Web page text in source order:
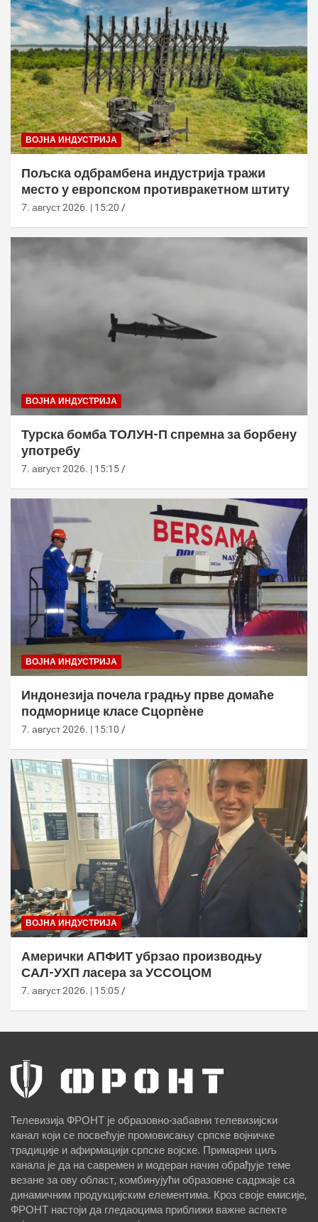
ВОЈНА ИНДУСТРИЈА
Пољска одбрамбена индустрија тражи
место у европском противракетном штиту
7. август 2026. | 15:20
ВОЈНА ИНДУСТРИЈА
Турска бомба ТОЛУН-П спремна за борбену
употребу
7. август 2026. | 15:15
ВОЈНА ИНДУСТРИЈА
Индонезија почела градњу прве домаће
подморнице класе Сцорпèне
7. август 2026. | 15:10
ВОЈНА ИНДУСТРИЈА
Амерички АПФИТ убрзао производњу
САЛ-УХП ласера за УССОЦОМ
7. август 2026. | 15:05
Телевизија ФРОНТ је образовно-забавни телевизијски
канал који се посвећује промовисању српске војничке
традиције и афирмацији српске војске. Примарни циљ
канала је да на савремен и модеран начин обрађује теме
везане за ову област, комбинујући образовне садржаје са
динамичним продукцијским елементима. Кроз своје емисије,
ФРОНТ настоји да гледаоцима приближи важне аспекте